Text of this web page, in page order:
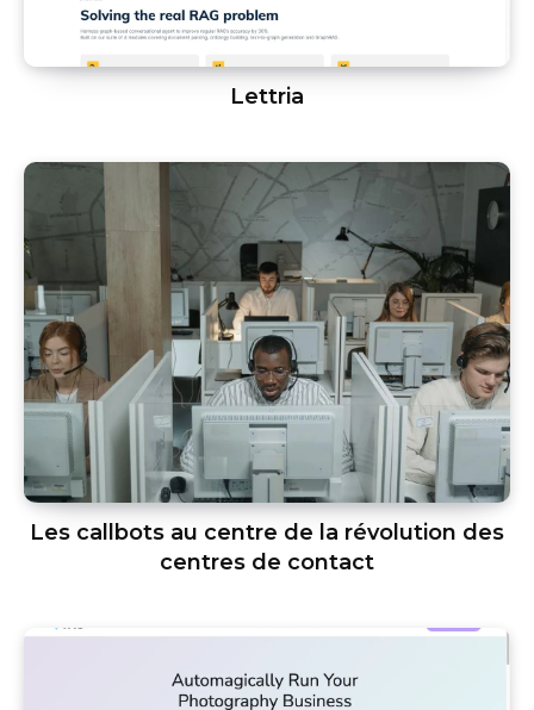
Lettria
Les callbots au centre de la révolution des
centres de contact